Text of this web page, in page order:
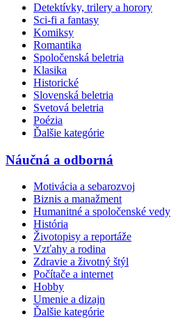
Detektívky, trilery a horory
Sci-fi a fantasy
Komiksy
Romantika
Spoločenská beletria
Klasika
Historické
Slovenská beletria
Svetová beletria
Poézia
Ďalšie kategórie
Náučná a odborná
Motivácia a sebarozvoj
Biznis a manažment
Humanitné a spoločenské vedy
História
Životopisy a reportáže
Vzťahy a rodina
Zdravie a životný štýl
Počítače a internet
Hobby
Umenie a dizajn
Ďalšie kategórie